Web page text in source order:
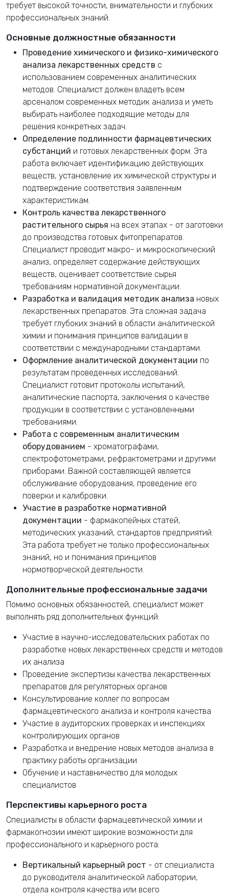
требует высокой точности, внимательности и глубоких
профессиональных знаний.
Основные должностные обязанности
Проведение химического и физико-химического
анализа лекарственных средств с
использованием современных аналитических
методов. Специалист должен владеть всем
арсеналом современных методик анализа и уметь
выбирать наиболее подходящие методы для
решения конкретных задач.
Определение подлинности фармацевтических
субстанций и готовых лекарственных форм. Эта
работа включает идентификацию действующих
веществ, установление их химической структуры и
подтверждение соответствия заявленным
характеристикам.
Контроль качества лекарственного
растительного сырья на всех этапах - от заготовки
до производства готовых фитопрепаратов.
Специалист проводит макро- и микроскопический
анализ, определяет содержание действующих
веществ, оценивает соответствие сырья
требованиям нормативной документации.
Разработка и валидация методик анализа новых
лекарственных препаратов. Эта сложная задача
требует глубоких знаний в области аналитической
химии и понимания принципов валидации в
соответствии с международными стандартами.
Оформление аналитической документации по
результатам проведенных исследований.
Специалист готовит протоколы испытаний,
аналитические паспорта, заключения о качестве
продукции в соответствии с установленными
требованиями.
Работа с современным аналитическим
оборудованием - хроматографами,
спектрофотометрами, рефрактометрами и другими
приборами. Важной составляющей является
обслуживание оборудования, проведение его
поверки и калибровки.
Участие в разработке нормативной
документации - фармакопейных статей,
методических указаний, стандартов предприятий.
Эта работа требует не только профессиональных
знаний, но и понимания принципов
нормотворческой деятельности.
Дополнительные профессиональные задачи
Помимо основных обязанностей, специалист может
выполнять ряд дополнительных функций:
Участие в научно-исследовательских работах по
разработке новых лекарственных средств и методов
их анализа
Проведение экспертизы качества лекарственных
препаратов для регуляторных органов
Консультирование коллег по вопросам
фармацевтического анализа и контроля качества
Участие в аудиторских проверках и инспекциях
контролирующих органов
Разработка и внедрение новых методов анализа в
практику работы организации
Обучение и наставничество для молодых
специалистов
Перспективы карьерного роста
Специалисты в области фармацевтической химии и
фармакогнозии имеют широкие возможности для
профессионального и карьерного роста:
Вертикальный карьерный рост - от специалиста
до руководителя аналитической лаборатории,
отдела контроля качества или всего